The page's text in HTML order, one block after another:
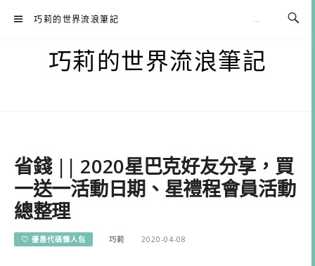
巧莉的世界流浪筆記
巧莉的世界流浪筆記
省錢 || 2020星巴克好友分享，買
一送一活動日期、星禮程會員活動
總整理
♡ 優惠代碼懶人包 巧莉 2020-04-08